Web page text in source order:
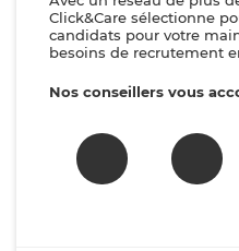
Click&Care sélectionne
candidats pour votre
besoins de recrutement
Nos conseillers vous